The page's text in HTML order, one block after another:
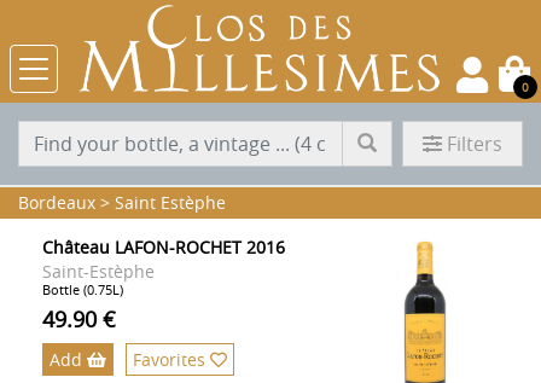
0
Filters
Bordeaux > Saint Estèphe
Château LAFON-ROCHET 2016
Saint-Estèphe
Bottle (0.75L)
49.90 €
Add Favorites